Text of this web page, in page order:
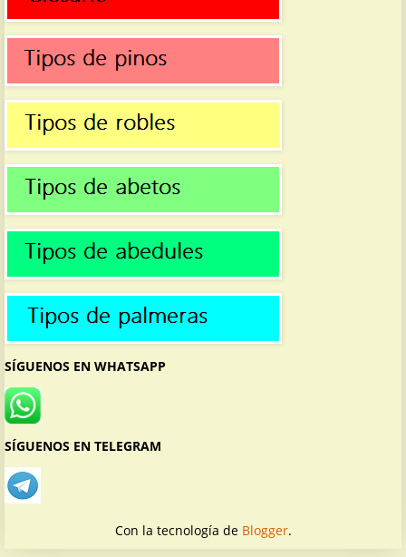
SÍGUENOS EN WHATSAPP
SÍGUENOS EN TELEGRAM
Con la tecnología de Blogger.